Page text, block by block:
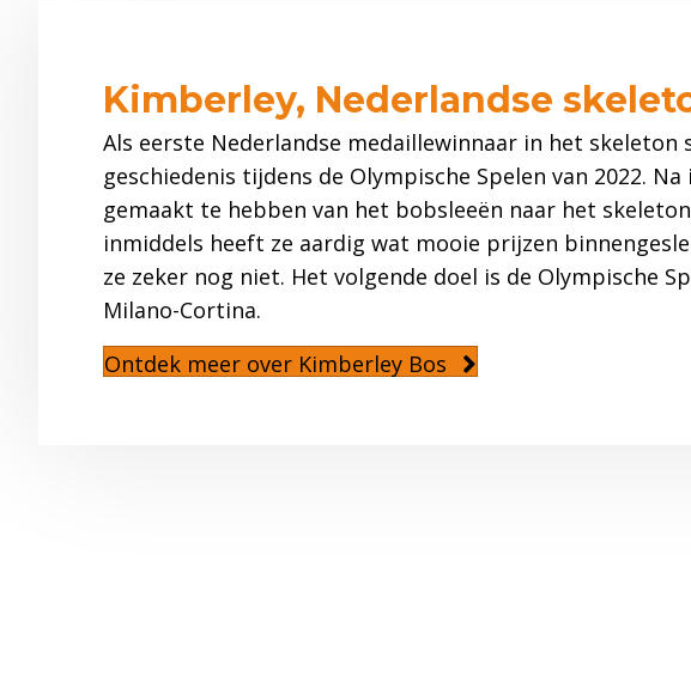
Kimberley, Nederlandse
Als eerste Nederlandse medaillewinnaar in het skeleton
geschiedenis tijdens de Olympische Spelen van 2022.
gemaakt te hebben van het bobsleeën naar het
inmiddels heeft ze aardig wat mooie prijzen
ze zeker nog niet. Het volgende doel is de Olympische
Milano-Cortina.
Ontdek meer over Kimberley Bos